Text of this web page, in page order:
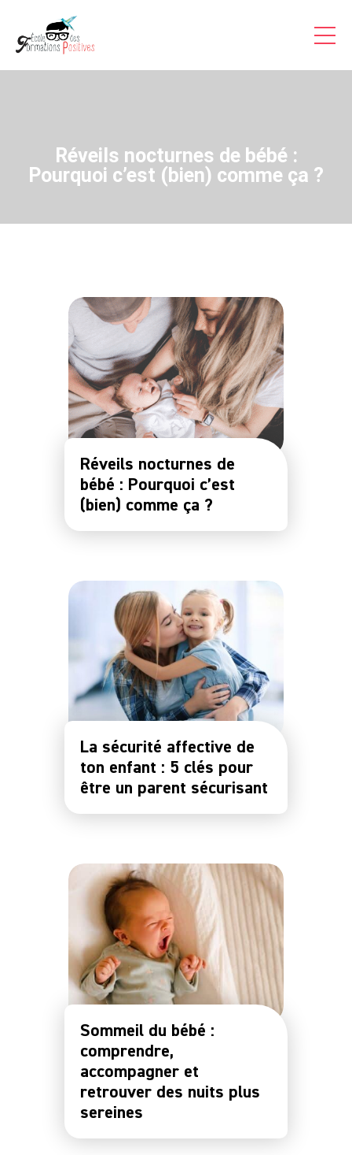
Réveils nocturnes de bébé :
Pourquoi c’est (bien) comme ça ?
Réveils nocturnes de
bébé : Pourquoi c’est
(bien) comme ça ?
La sécurité affective de
ton enfant : 5 clés pour
être un parent sécurisant
Sommeil du bébé :
comprendre,
accompagner et
retrouver des nuits plus
sereines
Témoignages Vidéo
Accès
Stagiaire
Notre
Communauté